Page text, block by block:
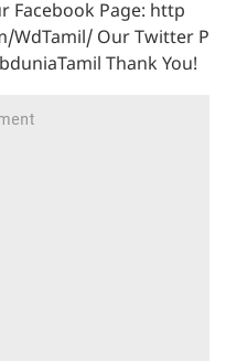
Facebook Page: http
WdTamil/ Our Twitter P
Thank You!